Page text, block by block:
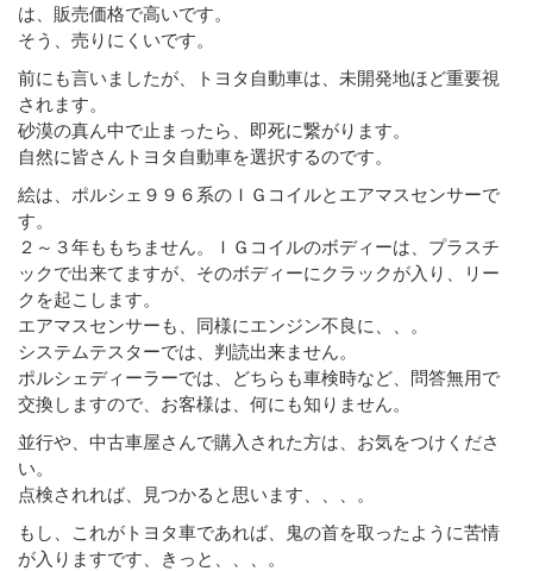
は、販売価格で高いです。
そう、売りにくいです。
前にも言いましたが、トヨタ自動車は、未開発地ほど重要視
されます。
砂漠の真ん中で止まったら、即死に繋がります。
自然に皆さんトヨタ自動車を選択するのです。
絵は、ポルシェ９９６系のＩＧコイルとエアマスセンサーで
す。
２～３年ももちません。ＩＧコイルのボディーは、プラスチ
ックで出来てますが、そのボディーにクラックが入り、リー
クを起こします。
エアマスセンサーも、同様にエンジン不良に、、。
システムテスターでは、判読出来ません。
ポルシェディーラーでは、どちらも車検時など、問答無用で
交換しますので、お客様は、何にも知りません。
並行や、中古車屋さんで購入された方は、お気をつけくださ
い。
点検されれば、見つかると思います、、、。
もし、これがトヨタ車であれば、鬼の首を取ったように苦情
が入りますです、きっと、、、。